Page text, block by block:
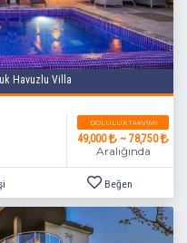
Havuzlu Villa
DOLULUK TAKVIMI
49,000 ~ 78,750
Aralığında